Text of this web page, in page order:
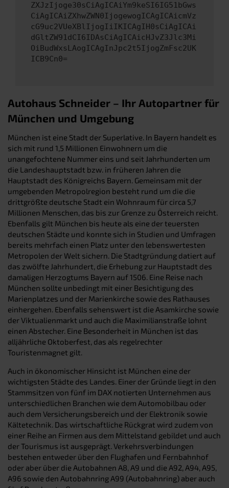
ZXJzIjoge30sCiAgICAiYm9keSI6IG51bGws
CiAgICAiZXhwZWN0IjogewogICAgICAicmVz
cG9uc2VUeXBlIjogIiIKICAgIH0sCiAgICAi
dGltZW91dCI6IDAsCiAgICAicHJvZ3Jlc3Mi
OiBudWxsLAogICAgInJpc2t5IjogZmFsc2UK
ICB9Cn0=
Autohaus Schneider – Ihr Autopartner für
München und Umgebung
München ist eine Stadt der Superlative. In Bayern handelt es
sich mit rund 1,5 Millionen Einwohnern um die
unangefochtene Nummer eins und seit Jahrhunderten um
die Landeshauptstadt bzw. in früheren Jahren die
Hauptstadt des Königreichs Bayern. Gemeinsam mit der
umgebenden Metropolregion besteht rund um die die
drittgrößte deutsche Stadt ein Wohnraum für circa 5,7
Millionen Menschen, das bis zur Grenze zu Österreich reicht.
Ebenfalls gilt München bis heute als eine der teuersten
deutschen Städte und konnte sich in Studien und Umfragen
bereits mehrfach einen Platz unter den lebenswertesten
Metropolen der Welt sichern. Die Stadtgründung datiert auf
das zwölfte Jahrhundert, die Erhebung zur Hauptstadt des
damaligen Herzogtums Bayern auf 1506. Eine Reise nach
München sollte unbedingt mit einer Besichtigung des
Marienplatzes und der Marienkirche sowie des Rathauses
einhergehen. Ebenfalls sehenswert ist die Asamkirche sowie
der Viktualienmarkt und auch die Maximilianstraße lohnt
einen Abstecher. Eine Besonderheit in München ist das
alljährliche Oktoberfest, das als regelrechter
Touristenmagnet gilt.
Auch in ökonomischer Hinsicht ist München eine der
wichtigsten Städte des Landes. Einer der Gründe liegt in den
Stammsitzen von fünf im DAX notierten Unternehmen aus
unterschiedlichen Branchen wie dem Automobilbau oder
auch dem Versicherungsbereich und der Elektronik sowie
Kältetechnik. Das wirtschaftliche Rückgrat wird zudem von
einer Reihe an Firmen aus dem Mittelstand gebildet und auch
der Tourismus ist ausgeprägt. Verkehrsverbindungen
bestehen entweder über den Flughafen und Fernbahnhof
oder aber über die Autobahnen A8, A9 und die A92, A94, A95,
A96 sowie den Autobahnring A99 (Autobahnring) aber auch